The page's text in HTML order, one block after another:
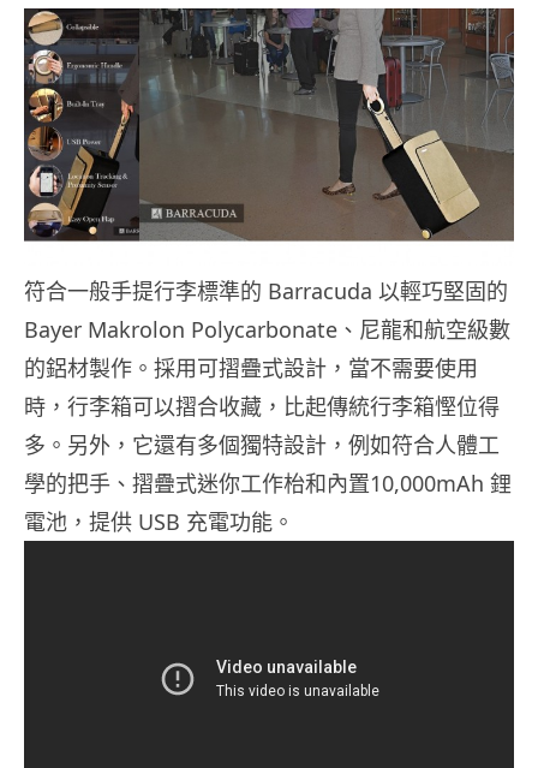
符合一般手提行李標準的 Barracuda 以輕巧堅固的
Bayer Makrolon Polycarbonate、尼龍和航空級數
的鋁材製作。採用可摺疊式設計，當不需要使用
時，行李箱可以摺合收藏，比起傳統行李箱慳位得
多。另外，它還有多個獨特設計，例如符合人體工
學的把手、摺疊式迷你工作枱和內置10,000mAh 鋰
電池，提供 USB 充電功能。